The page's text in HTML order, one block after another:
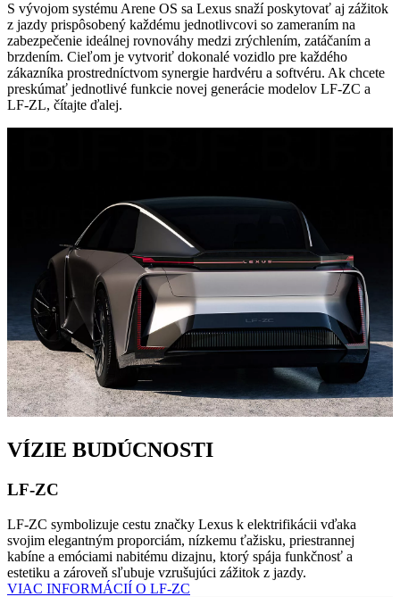
S vývojom systému Arene OS sa Lexus snaží poskytovať aj zážitok
z jazdy prispôsobený každému jednotlivcovi so zameraním na
zabezpečenie ideálnej rovnováhy medzi zrýchlením, zatáčaním a
brzdením. Cieľom je vytvoriť dokonalé vozidlo pre každého
zákazníka prostredníctvom synergie hardvéru a softvéru. Ak chcete
preskúmať jednotlivé funkcie novej generácie modelov LF-ZC a
LF-ZL, čítajte ďalej.
VÍZIE BUDÚCNOSTI
LF-ZC
LF-ZC symbolizuje cestu značky Lexus k elektrifikácii vďaka
svojim elegantným proporciám, nízkemu ťažisku, priestrannej
kabíne a emóciami nabitému dizajnu, ktorý spája funkčnosť a
estetiku a zároveň sľubuje vzrušujúci zážitok z jazdy.
VIAC INFORMÁCIÍ O LF-ZC